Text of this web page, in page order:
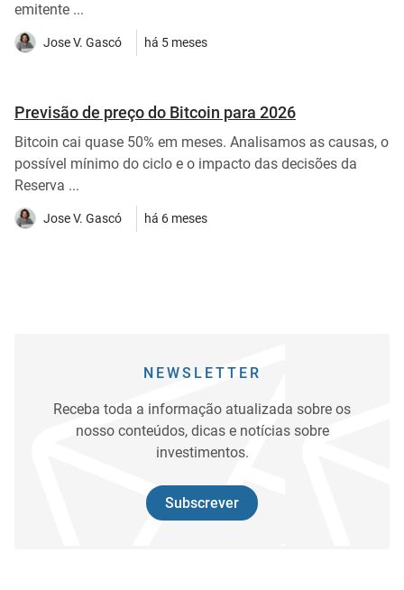
emitente ...
Jose V. Gascó há 5 meses
Previsão de preço do Bitcoin para 2026
Bitcoin cai quase 50% em meses. Analisamos as causas, o
possível mínimo do ciclo e o impacto das decisões da
Reserva ...
Jose V. Gascó há 6 meses
NEWSLETTER
Receba toda a informação atualizada sobre os
nosso conteúdos, dicas e notícias sobre
investimentos.
Subscrever